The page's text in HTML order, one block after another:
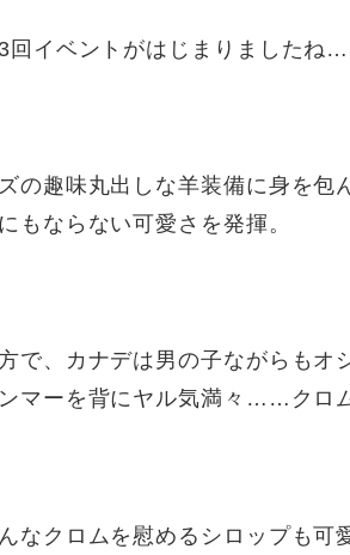
回イベントがはじまりましたね
の趣味丸出しな羊装備に身を
もならない可愛さを発揮。
で、カナデは男の子ながらもオ
マーを背にヤル気満々……クロ
なクロムを慰めるシロップも可